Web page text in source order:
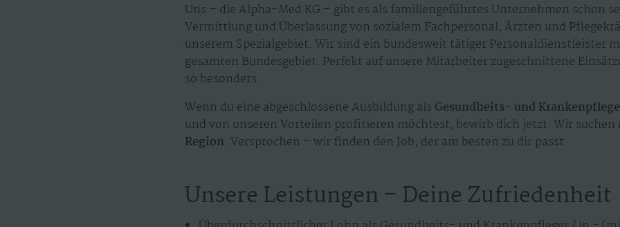
Uns – die Alpha-Med KG – gibt es als familiengeführtes Unternehmen schon
Vermittlung und Überlassung von sozialem Fachpersonal, Ärzten und
unserem Spezialgebiet. Wir sind ein bundesweit tätiger Personaldienstleister
gesamten Bundesgebiet. Perfekt auf unsere Mitarbeiter zugeschnittene
so besonders.
Wenn du eine abgeschlossene Ausbildung als Gesundheits- und
und von unseren Vorteilen profitieren möchtest, bewirb dich jetzt. Wir suchen
Region. Versprochen – wir finden den Job, der am besten zu dir passt.
Unsere Leistungen – Deine Zufriedenheit